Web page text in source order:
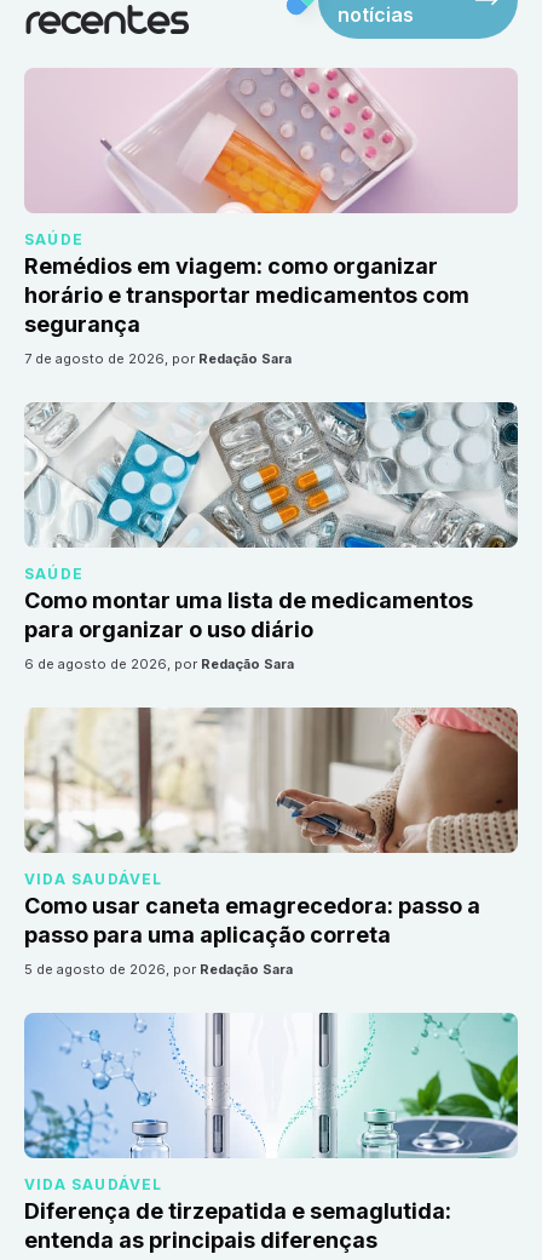
recentes
notícias
SAÚDE
Remédios em viagem: como organizar
horário e transportar medicamentos com
segurança
7 de agosto de 2026, por Redação Sara
SAÚDE
Como montar uma lista de medicamentos
para organizar o uso diário
6 de agosto de 2026, por Redação Sara
VIDA SAUDÁVEL
Como usar caneta emagrecedora: passo a
passo para uma aplicação correta
5 de agosto de 2026, por Redação Sara
VIDA SAUDÁVEL
Diferença de tirzepatida e semaglutida:
entenda as principais diferenças